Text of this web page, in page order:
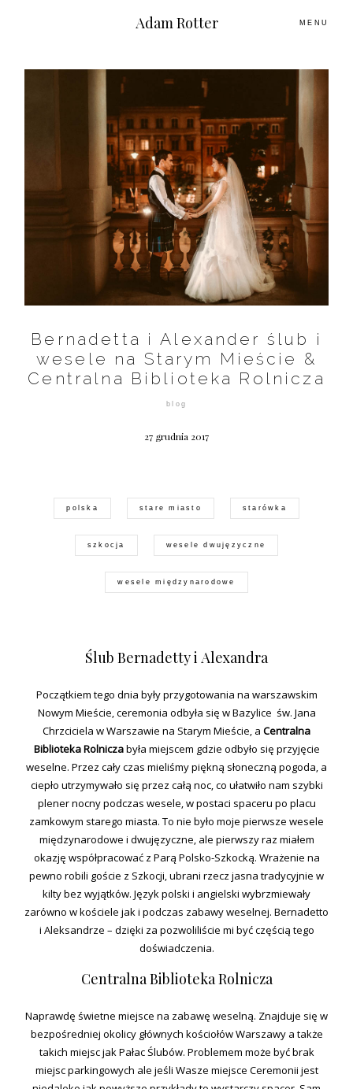
Adam Rotter MENU
Bernadetta i Alexander ślub i
wesele na Starym Mieście &
Centralna Biblioteka Rolnicza
blog
27 grudnia 2017
polska stare miasto starówka
szkocja wesele dwujęzyczne
wesele międzynarodowe
Ślub Bernadetty i Alexandra
Początkiem tego dnia były przygotowania na warszawskim
Nowym Mieście, ceremonia odbyła się w Bazylice św. Jana
Chrzciciela w Warszawie na Starym Mieście, a Centralna
Biblioteka Rolniczabyła miejscem gdzie odbyło się przyjęcie
weselne. Przez cały czas mieliśmy piękną słoneczną pogoda, a
ciepło utrzymywało się przez całą noc, co ułatwiło nam szybki
plener nocny podczas wesele, w postaci spaceru po placu
zamkowym starego miasta. To nie było moje pierwsze wesele
międzynarodowe i dwujęzyczne, ale pierwszy raz miałem
okazję współpracować z Parą Polsko-Szkocką. Wrażenie na
pewno robili goście z Szkocji, ubrani rzecz jasna tradycyjnie w
kilty bez wyjątków. Język polski i angielski wybrzmiewały
zarówno w kościele jak i podczas zabawy weselnej. Bernadetto
i Aleksandrze – dzięki za pozwoliliście mi być częścią tego
doświadczenia.
Centralna Biblioteka Rolnicza
Naprawdę świetne miejsce na zabawę weselną. Znajduje się w
bezpośredniej okolicy głównych kościołów Warszawy a także
takich miejsc jak Pałac Ślubów. Problemem może być brak
miejsc parkingowych ale jeśli Wasze miejsce Ceremonii jest
PLENERY
ŚLUBNE HISTORIE
KONTAKT
©2026 COPYRIGHT FLOTHEMES